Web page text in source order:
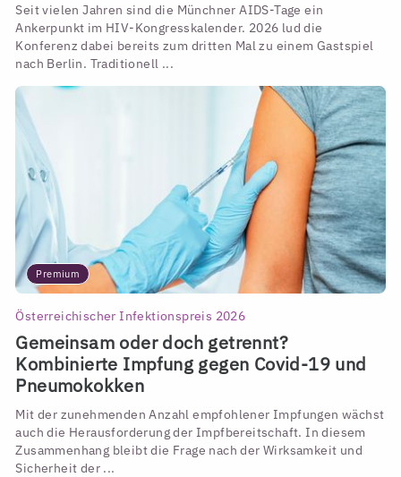
Seit vielen Jahren sind die Münchner AIDS-Tage ein
Ankerpunkt im HIV-Kongresskalender. 2026 lud die
Konferenz dabei bereits zum dritten Mal zu einem Gastspiel
nach Berlin. Traditionell ...
Premium
Österreichischer Infektionspreis 2026
Gemeinsam oder doch getrennt?
Kombinierte Impfung gegen Covid-19 und
Pneumokokken
Mit der zunehmenden Anzahl empfohlener Impfungen wächst
auch die Herausforderung der Impfbereitschaft. In diesem
Zusammenhang bleibt die Frage nach der Wirksamkeit und
Sicherheit der ...